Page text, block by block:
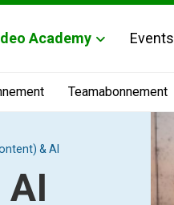
Academy Events
Teamabonnement
& AI